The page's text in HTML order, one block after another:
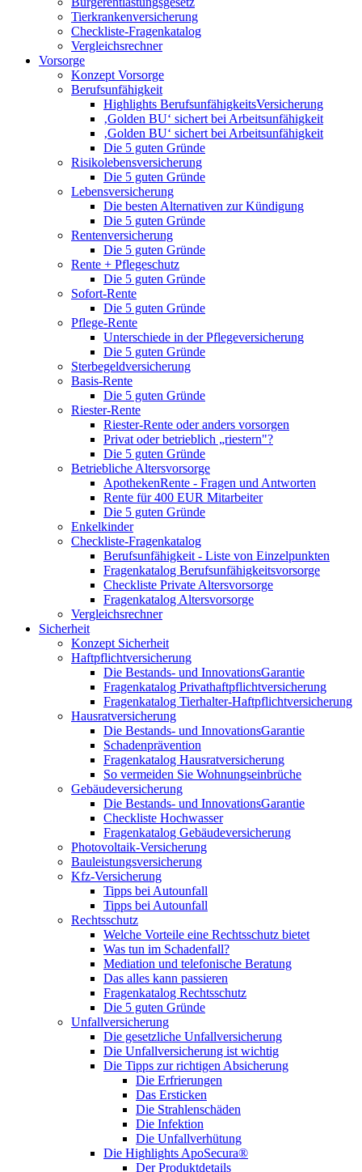
Tierkrankenversicherung
Checkliste-Fragenkatalog
Vergleichsrechner
Vorsorge
Konzept Vorsorge
Berufsunfähigkeit
Highlights BerufsunfähigkeitsVersicherung
‚Golden BU‘ sichert bei Arbeitsunfähigkeit
‚Golden BU‘ sichert bei Arbeitsunfähigkeit
Die 5 guten Gründe
Risikolebensversicherung
Die 5 guten Gründe
Lebensversicherung
Die besten Alternativen zur Kündigung
Die 5 guten Gründe
Rentenversicherung
Die 5 guten Gründe
Rente + Pflegeschutz
Die 5 guten Gründe
Sofort-Rente
Die 5 guten Gründe
Pflege-Rente
Unterschiede in der Pflegeversicherung
Die 5 guten Gründe
Sterbegeldversicherung
Basis-Rente
Die 5 guten Gründe
Riester-Rente
Riester-Rente oder anders vorsorgen
Privat oder betrieblich „riestern"?
Die 5 guten Gründe
Betriebliche Altersvorsorge
ApothekenRente - Fragen und Antworten
Rente für 400 EUR Mitarbeiter
Die 5 guten Gründe
Enkelkinder
Checkliste-Fragenkatalog
Berufsunfähigkeit - Liste von Einzelpunkten
Fragenkatalog Berufsunfähigkeitsvorsorge
Checkliste Private Altersvorsorge
Fragenkatalog Altersvorsorge
Vergleichsrechner
Sicherheit
Konzept Sicherheit
Haftpflichtversicherung
Die Bestands- und InnovationsGarantie
Fragenkatalog Privathaftpflichtversicherung
Fragenkatalog Tierhalter-Haftpflichtversicherung
Hausratversicherung
Die Bestands- und InnovationsGarantie
Schadenprävention
Fragenkatalog Hausratversicherung
So vermeiden Sie Wohnungseinbrüche
Gebäudeversicherung
Die Bestands- und InnovationsGarantie
Checkliste Hochwasser
Fragenkatalog Gebäudeversicherung
Photovoltaik-Versicherung
Bauleistungsversicherung
Kfz-Versicherung
Tipps bei Autounfall
Tipps bei Autounfall
Rechtsschutz
Welche Vorteile eine Rechtsschutz bietet
Was tun im Schadenfall?
Mediation und telefonische Beratung
Das alles kann passieren
Fragenkatalog Rechtsschutz
Die 5 guten Gründe
Unfallversicherung
Die gesetzliche Unfallversicherung
Die Unfallversicherung ist wichtig
Die Tipps zur richtigen Absicherung
Die Erfrierungen
Das Ersticken
Die Strahlenschäden
Die Infektion
Die Unfallverhütung
Die Highlights ApoSecura®
Der Produktdetails